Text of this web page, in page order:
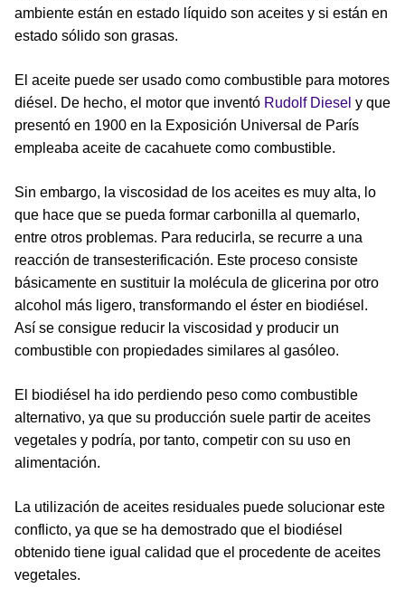
ambiente están en estado líquido son aceites y si están en
estado sólido son grasas.
El aceite puede ser usado como combustible para motores
diésel. De hecho, el motor que inventó Rudolf Diesel y que
presentó en 1900 en la Exposición Universal de París
empleaba aceite de cacahuete como combustible.
Sin embargo, la viscosidad de los aceites es muy alta, lo
que hace que se pueda formar carbonilla al quemarlo,
entre otros problemas. Para reducirla, se recurre a una
reacción de transesterificación. Este proceso consiste
básicamente en sustituir la molécula de glicerina por otro
alcohol más ligero, transformando el éster en biodiésel.
Así se consigue reducir la viscosidad y producir un
combustible con propiedades similares al gasóleo.
El biodiésel ha ido perdiendo peso como combustible
alternativo, ya que su producción suele partir de aceites
vegetales y podría, por tanto, competir con su uso en
alimentación.
La utilización de aceites residuales puede solucionar este
conflicto, ya que se ha demostrado que el biodiésel
obtenido tiene igual calidad que el procedente de aceites
vegetales.